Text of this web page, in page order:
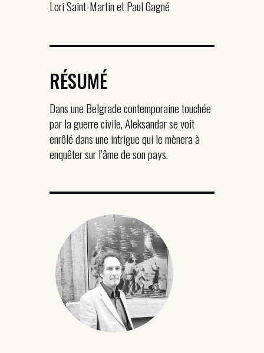
Lori Saint-Martin et Paul Gagné
RÉSUMÉ
Dans une Belgrade contemporaine touchée
par la guerre civile, Aleksandar se voit
enrôlé dans une intrigue qui le mènera à
enquêter sur l’âme de son pays.